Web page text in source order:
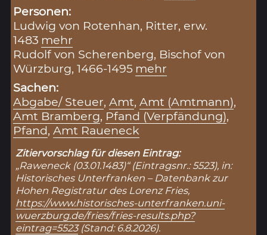
Personen:
Ludwig von Rotenhan, Ritter, erw.
1483 mehr
Rudolf von Scherenberg, Bischof von
Würzburg, 1466-1495 mehr
Sachen:
Abgabe/ Steuer,Amt,Amt (Amtmann),
Amt Bramberg, Pfand (Verpfändung),
Pfand,Amt Raueneck
Zitiervorschlag für diesen Eintrag:
„Raweneck (03.01.1483)“ (Eintragsnr.: 5523), in:
Historisches Unterfranken – Datenbank zur
Hohen Registratur des Lorenz Fries,
https://www.historisches-unterfranken.uni-
wuerzburg.de/fries/fries-results.php?
eintrag=5523(Stand: 6.8.2026).